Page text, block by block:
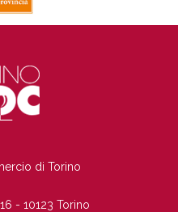
di Torino
- 10123 Torino